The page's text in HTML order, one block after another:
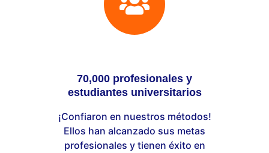
70,000 profesionales y
estudiantes universitarios
¡Confiaron en nuestros métodos!
Ellos han alcanzado sus metas
profesionales y tienen éxito en